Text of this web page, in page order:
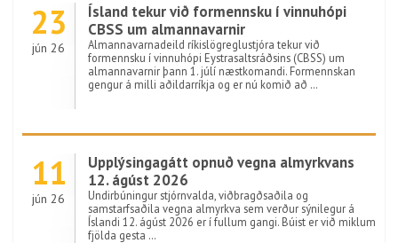
23
jún 26
Ísland tekur við formennsku í vinnuhópi
CBSS um almannavarnir
Almannavarnadeild ríkislögreglustjóra tekur við
formennsku í vinnuhópi Eystrasaltsráðsins (CBSS) um
almannavarnir þann 1. júlí næstkomandi. Formennskan
gengur á milli aðildarríkja og er nú komið að …
11
jún 26
Upplýsingagátt opnuð vegna almyrkvans
12. ágúst 2026
Undirbúningur stjórnvalda, viðbragðsaðila og
samstarfsaðila vegna almyrkva sem verður sýnilegur á
Íslandi 12. ágúst 2026 er í fullum gangi. Búist er við miklum
fjölda gesta …